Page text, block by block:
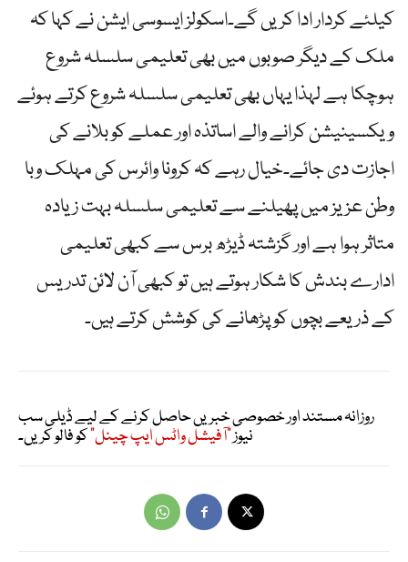
کیلئے کردار ادا کریں گے۔اسکولز ایسوسی ایشن نے کہا کہ
ملک کے دیگر صوبوں میں بھی تعلیمی سلسلہ شروع
ہوچکا ہے لہذا یہاں بھی تعلیمی سلسلہ شروع کرتے ہوئے
ویکسینیشن کرانے والے اساتذہ اور عملے کو بلانے کی
اجازت دی جائے۔خیال رہے کہ کرونا وائرس کی مہلک وبا
وطن عزیز میں پھیلنے سے تعلیمی سلسلہ بہت زیادہ
متاثر ہوا ہے اور گزشتہ ڈیڑھ برس سے کبھی تعلیمی
ادارے بندش کا شکار ہوتے ہیں تو کبھی آن لائن تدریس
کے ذریعے بچوں کو پڑھانے کی کوشش کرتے ہیں۔
روزانہ مستند اور خصوصی خبریں حاصل کرنے کے لیے ڈیلی سب
نیوز"آفیشل واٹس ایپ چینل"کو فالو کریں۔